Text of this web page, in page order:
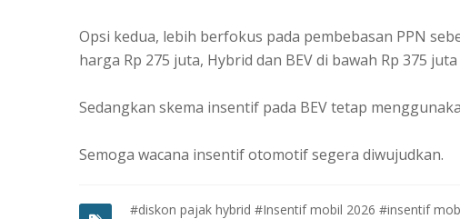
Opsi kedua, lebih berfokus pada pembebasan PPN
harga Rp 275 juta, Hybrid dan BEV di bawah Rp 375
Sedangkan skema insentif pada BEV tetap
Semoga wacana insentif otomotif segera diwujudkan.
#diskon pajak hybrid #Insentif mobil 2026 #insentif